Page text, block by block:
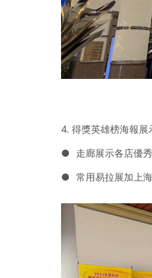
4. 得獎英雄榜海報展
● 走廊展示各店優秀
● 常用易拉展加上海